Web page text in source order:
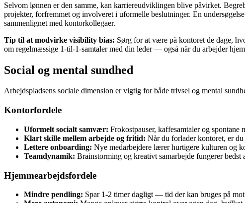
Selvom lønnen er den samme, kan karriereudviklingen blive påvirket.
projekter, forfremmet og involveret i uformelle beslutninger. En
sammenlignet med kontorkollegaer.
Tip til at modvirke visibility bias: Sørg for at være på kontoret de dage,
om regelmæssige 1-til-1-samtaler med din leder — også når du arbejder
Social og mental sundhed
Arbejdspladsens sociale dimension er vigtig for både trivsel og mental
Kontorfordele
Uformelt socialt samvær: Frokostpauser, kaffesamtaler og
Klart skille mellem arbejde og fritid: Når du forlader kontoret, er
Lettere onboarding: Nye medarbejdere lærer hurtigere kulturen og
Teamdynamik: Brainstorming og kreativt samarbejde fungerer bedst
Hjemmearbejdsfordele
Mindre pendling: Spar 1-2 timer dagligt — tid der kan bruges på